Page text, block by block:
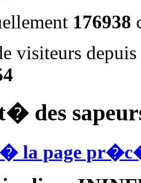
176938
visiteurs
des
la page